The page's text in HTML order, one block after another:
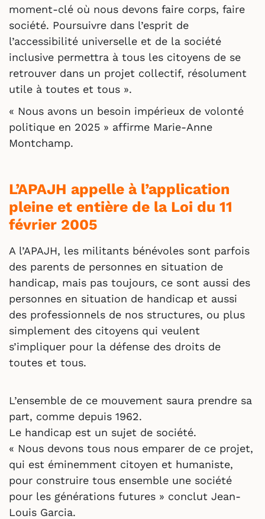
moment-clé où nous devons faire corps, faire
société. Poursuivre dans l’esprit de
l’accessibilité universelle et de la société
inclusive permettra à tous les citoyens de se
retrouver dans un projet collectif, résolument
utile à toutes et tous ».
« Nous avons un besoin impérieux de volonté
politique en 2025 » affirme Marie-Anne
Montchamp.
L’APAJH appelle à l’application
pleine et entière de la Loi du 11
février 2005
A l’APAJH, les militants bénévoles sont parfois
des parents de personnes en situation de
handicap, mais pas toujours, ce sont aussi des
personnes en situation de handicap et aussi
des professionnels de nos structures, ou plus
simplement des citoyens qui veulent
s’impliquer pour la défense des droits de
toutes et tous.
L’ensemble de ce mouvement saura prendre sa
part, comme depuis 1962.
Le handicap est un sujet de société.
« Nous devons tous nous emparer de ce projet,
qui est éminemment citoyen et humaniste,
pour construire tous ensemble une société
pour les générations futures » conclut Jean-
Louis Garcia.